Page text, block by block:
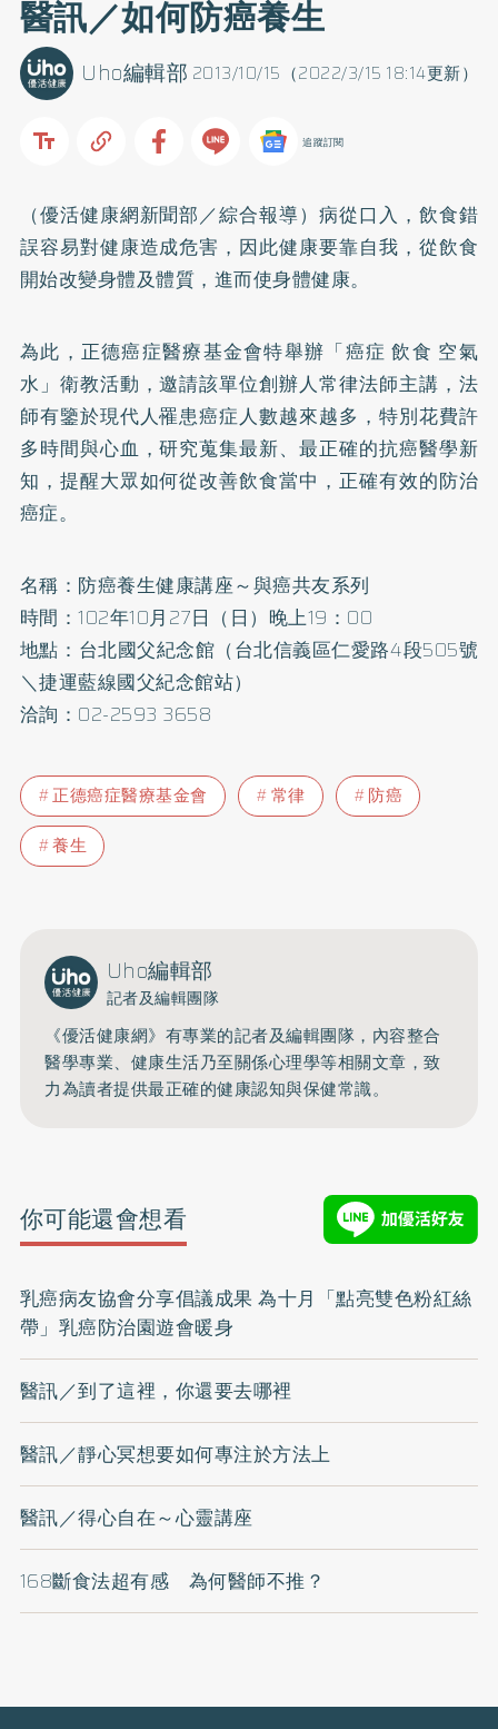
醫訊／如何防癌養生
2013/10/15（2022/3/15 18:14更新）
Uho編輯部
追蹤訂閱
（優活健康網新聞部／綜合報導）病從口入，飲食錯
誤容易對健康造成危害，因此健康要靠自我，從飲食
開始改變身體及體質，進而使身體健康。
為此，正德癌症醫療基金會特舉辦「癌症 飲食 空氣
水」衛教活動，邀請該單位創辦人常律法師主講，法
師有鑒於現代人罹患癌症人數越來越多，特別花費許
多時間與心血，研究蒐集最新、最正確的抗癌醫學新
知，提醒大眾如何從改善飲食當中，正確有效的防治
癌症。
名稱：防癌養生健康講座～與癌共友系列
時間：102年10月27日（日）晚上19：00
地點：台北國父紀念館（台北信義區仁愛路4段505號
＼捷運藍線國父紀念館站）
洽詢：02-2593 3658
正德癌症醫療基金會 常律
防癌
養生
Uho編輯部
記者及編輯團隊
《優活健康網》有專業的記者及編輯團隊，內容整合
醫學專業、健康生活乃至關係心理學等相關文章，致
力為讀者提供最正確的健康認知與保健常識。
你可能還會想看
乳癌病友協會分享倡議成果 為十月「點亮雙色粉紅絲
帶」乳癌防治園遊會暖身
醫訊／到了這裡，你還要去哪裡
醫訊／靜心冥想要如何專注於方法上
醫訊／得心自在～心靈講座
168斷食法超有感 為何醫師不推？